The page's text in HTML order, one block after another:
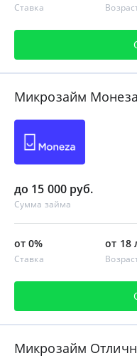
Ставка
Микрозайм Монеза
до 15 000 руб.
Сумма займа
от 0%
Ставка
от 18
Микрозайм